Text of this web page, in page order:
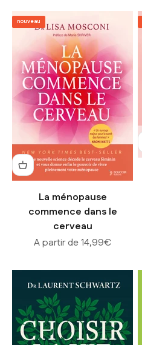
nouveau
La ménopause
commence dans le
cerveau
Prix de vente
A partir de 14,99€